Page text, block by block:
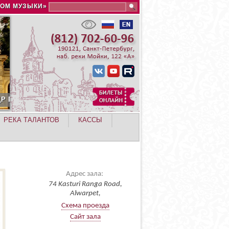
МУЗЫКИ»
Адрес зала:
74 Kasturi Ranga Road,
Alwarpet,
Схема проезда
Сайт зала
РЕКА ТАЛАНТОВ
КАССЫ